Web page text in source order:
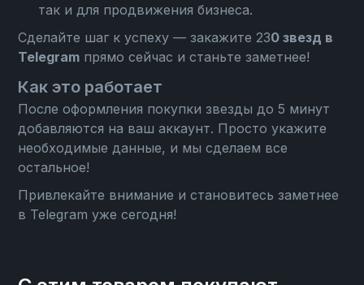
так и для продвижения бизнеса.
Сделайте шаг к успеху — закажите 230 звезд в
Telegram прямо сейчас и станьте заметнее!
Как это работает
После оформления покупки звезды до 5 минут
добавляются на ваш аккаунт. Просто укажите
необходимые данные, и мы сделаем все
остальное!
Привлекайте внимание и становитесь заметнее
в Telegram уже сегодня!